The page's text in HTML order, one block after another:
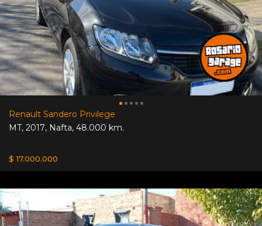
Renault Sandero Privilege
MT, 2017, Nafta, 48.000 km.
$ 17.000.000